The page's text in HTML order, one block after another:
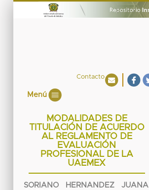
Contacto
Menú
MODALIDADES DE
TITULACIÓN DE ACUERDO
AL REGLAMENTO DE
EVALUACIÓN
PROFESIONAL DE LA
UAEMEX
SORIANO HERNANDEZ JUANA